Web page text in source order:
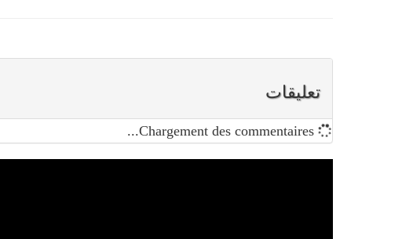
تعليقات